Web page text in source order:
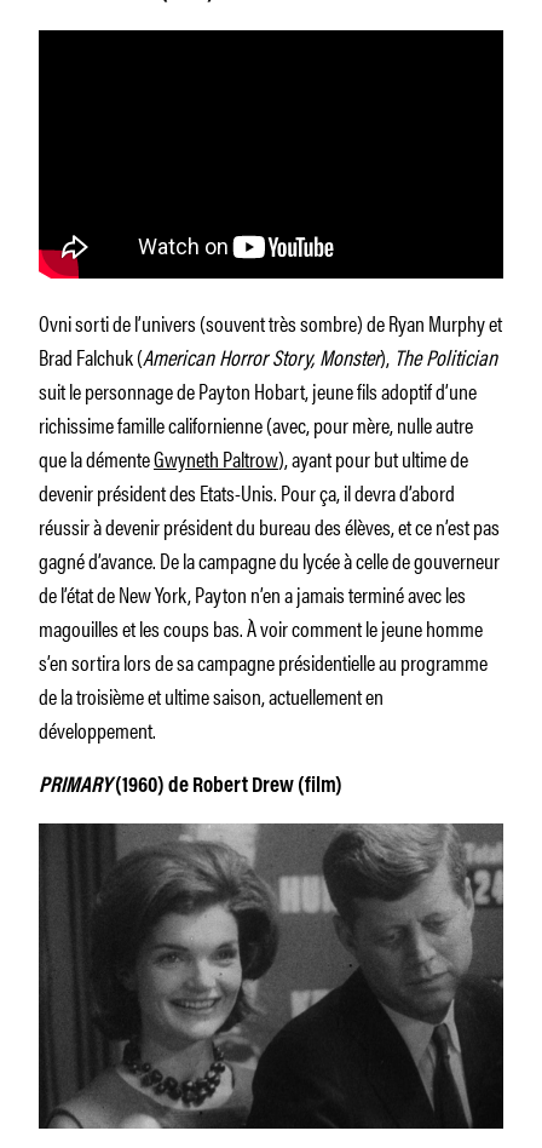
Ovni sorti de l’univers (souvent très sombre) de Ryan Murphy et
Brad Falchuk (American Horror Story, Monster), The Politician
suit le personnage de Payton Hobart, jeune fils adoptif d’une
richissime famille californienne (avec, pour mère, nulle autre
que la démenteGwyneth Paltrow), ayant pour but ultime de
devenir président des Etats-Unis. Pour ça, il devra d’abord
réussir à devenir président du bureau des élèves, et ce n’est pas
gagné d’avance. De la campagne du lycée à celle de gouverneur
de l’état de New York, Payton n’en a jamais terminé avec les
magouilles et les coups bas. À voir comment le jeune homme
s’en sortira lors de sa campagne présidentielle au programme
de la troisième et ultime saison, actuellement en
développement.
PRIMARY(1960) de Robert Drew (film)